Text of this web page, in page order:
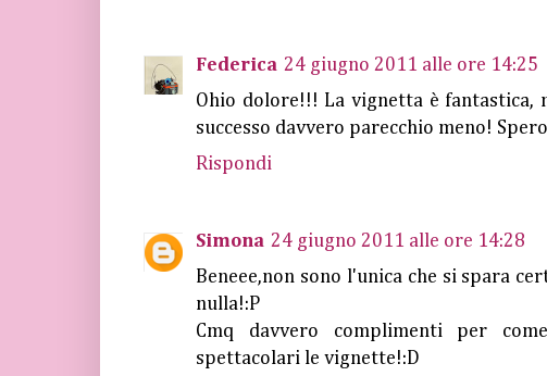
Federica 24 giugno 2011 alle ore 14:25
Ohio dolore!!! La vignetta è fantastica,
successo davvero parecchio meno!
Rispondi
Simona 24 giugno 2011 alle ore 14:28
Beneee,non sono l'unica che si spara
nulla!:P
Cmq davvero complimenti per
spettacolari le vignette!:D